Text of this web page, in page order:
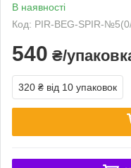
В наявності
Код: PIR-BEG-SPIR-
540 ₴/
320 ₴ від 10 упаковок